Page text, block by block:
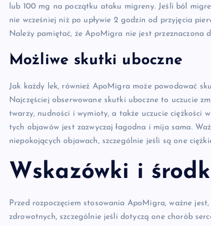
lub 100 mg na początku ataku migreny. Jeśli ból
nie wcześniej niż po upływie 2 godzin od przyjęcia
Należy pamiętać, że ApoMigra nie jest przeznaczona
Możliwe skutki uboczne
Jak każdy lek, również ApoMigra może powodować
Najczęściej obserwowane skutki uboczne to uczucie
twarzy, nudności i wymioty, a także uczucie ciężkości
tych objawów jest zazwyczaj łagodna i mija sama.
niepokojących objawach, szczególnie jeśli są one
Wskazówki i
Przed rozpoczęciem stosowania ApoMigra, ważne
zdrowotnych, szczególnie jeśli dotyczą one chorób